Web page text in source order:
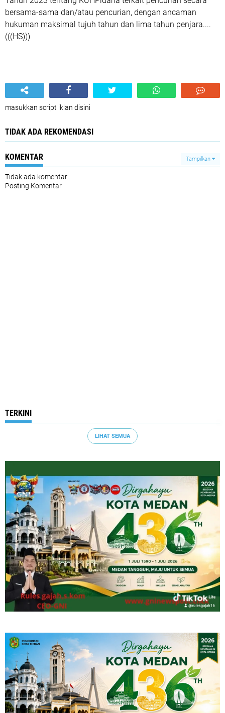
bersama-sama dan/atau pencurian, dengan ancaman
hukuman maksimal tujuh tahun dan lima tahun penjara....
(((HS)))
masukkan script iklan disini
TIDAK ADA REKOMENDASI
KOMENTAR Tampilkan
Tidak ada komentar:
Posting Komentar
TERKINI
LIHAT SEMUA